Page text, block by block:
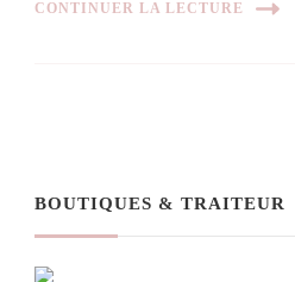
CONTINUER LA LECTURE
BOUTIQUES & TRAITEUR